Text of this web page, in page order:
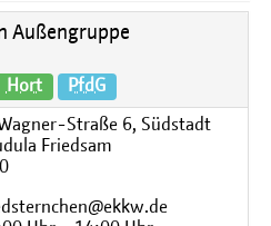
Außengruppe
Hort PfdG
Straße 6, Südstadt
Friedsam